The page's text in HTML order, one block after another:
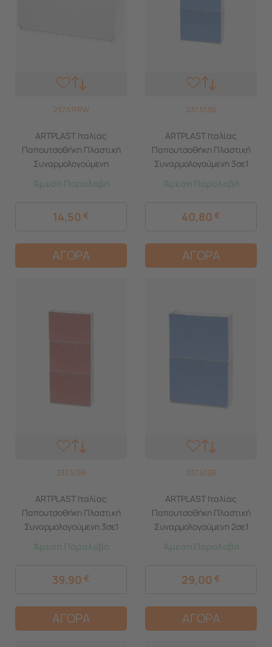
237.51FRW
ARTPLAST Ιταλίας
Παπουτσοθήκη Πλαστική
Συναρμολογούμενη
51x17.3x41cm για 3 Ζευγάρια
Άμεση Παραλαβή
14,50 €
ΑΓΟΡΑ
237.513B
ARTPLAST Ιταλίας
Παπουτσοθήκη Πλαστική
Συναρμολογούμενη 3σε1
Σύνθεση 51x17.3x123cm
Άμεση Παραλαβή
40,80 €
ΑΓΟΡΑ
237.513R
ARTPLAST Ιταλίας
Παπουτσοθήκη Πλαστική
Συναρμολογούμενη 3σε1
Σύνθεση 51x17.3x123cm
Άμεση Παραλαβή
39,90 €
ΑΓΟΡΑ
237.512B
ARTPLAST Ιταλίας
Παπουτσοθήκη Πλαστική
Συναρμολογούμενη 2σε1
Σύνθεση 51x17.3x82cm
Άμεση Παραλαβή
29,00 €
ΑΓΟΡΑ